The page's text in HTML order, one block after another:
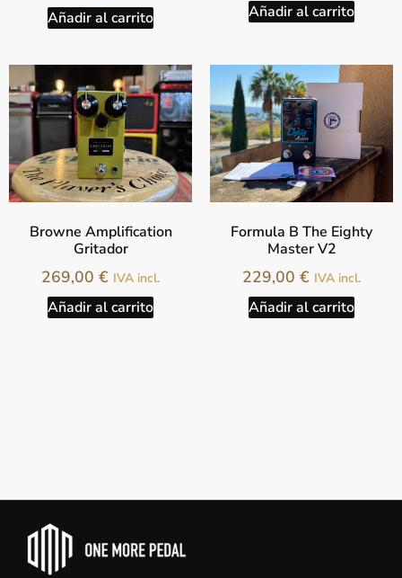
Añadir al carrito Añadir al carrito
Browne Amplification
Gritador
269,00 € IVA incl.
Añadir al carrito
Formula B The Eighty
Master V2
229,00 € IVA incl.
Añadir al carrito